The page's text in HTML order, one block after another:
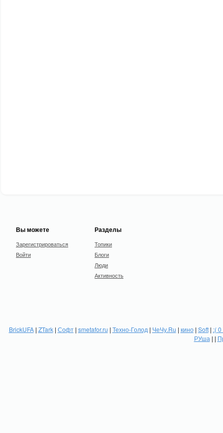
Вы можете
Зарегистрироваться
Войти
Разделы
Топики
Блоги
Люди
Активность
BrickUFA| ZTark| Софт| smetafor.ru | Техно-Голод | ЧеЧу.Ru | кино| Soft| :(
РУша | |